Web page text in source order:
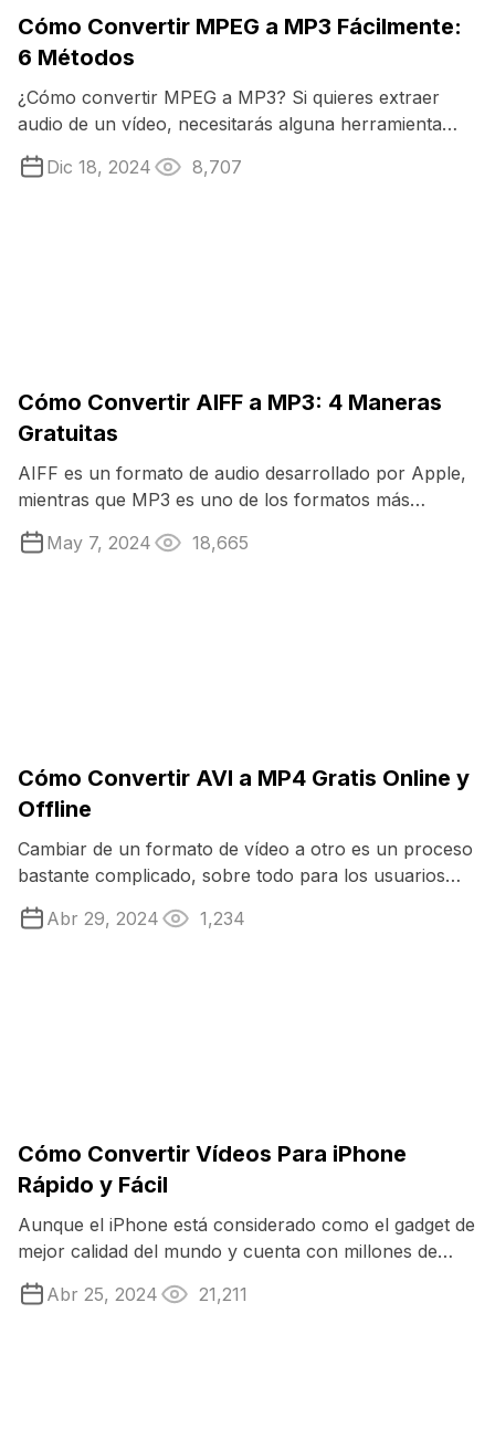
Cómo Convertir MPEG a MP3 Fácilmente:
6 Métodos
¿Cómo convertir MPEG a MP3? Si quieres extraer
audio de un vídeo, necesitarás alguna herramienta
específica que sea capaz de realizar ...
Dic 18, 2024 8,707
Cómo Convertir AIFF a MP3: 4 Maneras
Gratuitas
AIFF es un formato de audio desarrollado por Apple,
mientras que MP3 es uno de los formatos más
utilizados. La conversión entre ambos ...
May 7, 2024 18,665
Cómo Convertir AVI a MP4 Gratis Online y
Offline
Cambiar de un formato de vídeo a otro es un proceso
bastante complicado, sobre todo para los usuarios
novatos. Esto se debe al gran número ...
Abr 29, 2024 1,234
Cómo Convertir Vídeos Para iPhone
Rápido y Fácil
Aunque el iPhone está considerado como el gadget de
mejor calidad del mundo y cuenta con millones de
fans en todo el planeta, tratar con ...
Abr 25, 2024 21,211